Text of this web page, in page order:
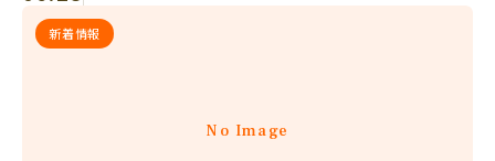
No Image
新着情報